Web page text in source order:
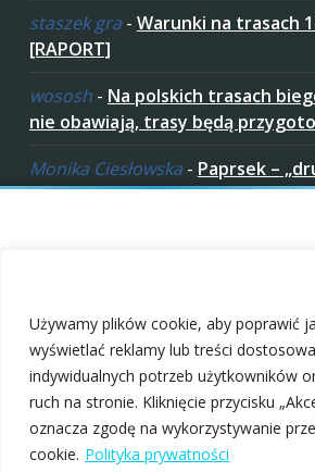
Używamy plików cookie, aby poprawić
wyświetlać reklamy lub treści
indywidualnych potrzeb użytkowników
ruch na stronie. Kliknięcie przycisku
oznacza zgodę na wykorzystywanie
cookie. Polityka prywatności
Świąteczne życzenia
dla czytelników
staszek gra - Warunki na trasach
[RAPORT]
wososh - Na polskich trasach
nie obawiają, trasy będą
Monika Ciesłowska - Paprsek –
w „czeskich Bieszczadach”
Copyright © 2010-2026